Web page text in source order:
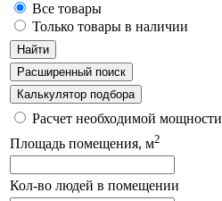
Все товары
Только товары в наличии
Найти
Расширенный поиск
Калькулятор подбора
Расчет необходимой мощности
Площадь помещения, м2
Кол-во людей в помещении